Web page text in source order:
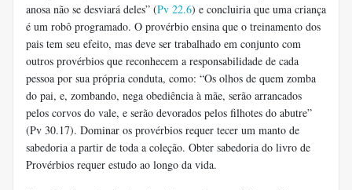
anosa não se desviará deles” (Pv 22.6) e concluiria que uma criança
é um robô programado. O provérbio ensina que o treinamento dos
pais tem seu efeito, mas deve ser trabalhado em conjunto com
outros provérbios que reconhecem a responsabilidade de cada
pessoa por sua própria conduta, como: “Os olhos de quem zomba
do pai, e, zombando, nega obediência à mãe, serão arrancados
pelos corvos do vale, e serão devorados pelos filhotes do abutre”
(Pv 30.17). Dominar os provérbios requer tecer um manto de
sabedoria a partir de toda a coleção. Obter sabedoria do livro de
Provérbios requer estudo ao longo da vida.